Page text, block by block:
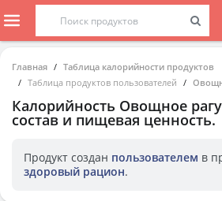
Главная
Таблица калорийности продуктов
Таблица продуктов пользователей
Калорийность Овощное рагу
состав и пищевая ценность.
Продукт создан пользователем в
здоровый рацион.